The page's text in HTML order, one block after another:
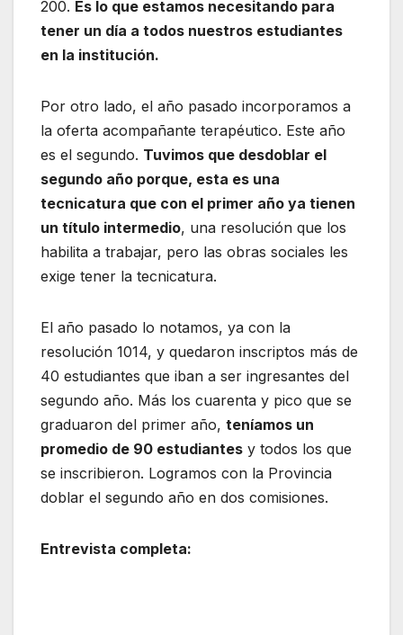
200. Es lo que estamos necesitando para
tener un día a todos nuestros estudiantes
en la institución.
Por otro lado, el año pasado incorporamos a
la oferta acompañante terapéutico. Este año
es el segundo. Tuvimos que desdoblar el
segundo año porque, esta es una
tecnicatura que con el primer año ya tienen
un título intermedio, una resolución que los
habilita a trabajar, pero las obras sociales les
exige tener la tecnicatura.
El año pasado lo notamos, ya con la
resolución 1014, y quedaron inscriptos más de
40 estudiantes que iban a ser ingresantes del
segundo año. Más los cuarenta y pico que se
graduaron del primer año, teníamos un
promedio de 90 estudiantes y todos los que
se inscribieron. Logramos con la Provincia
doblar el segundo año en dos comisiones.
Entrevista completa: